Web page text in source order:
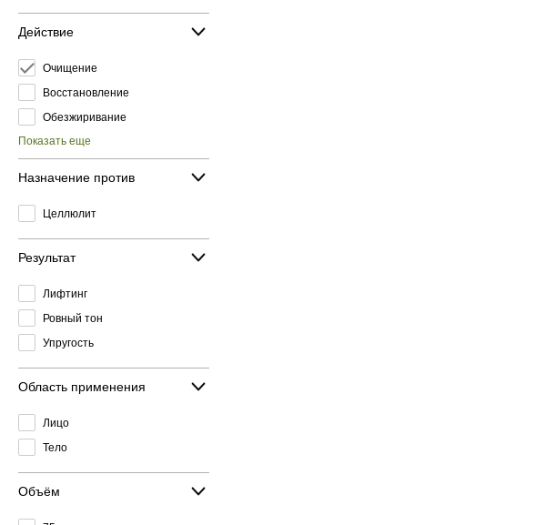
Действие
Очищение
Восстановление
Обезжиривание
Показать еще
Назначение против
Целлюлит
Результат
Лифтинг
Ровный тон
Упругость
Область применения
Лицо
Тело
Объём